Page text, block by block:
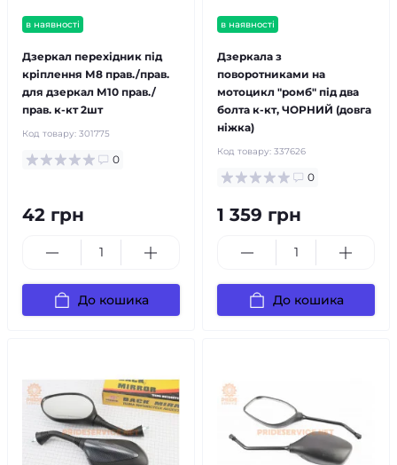
в наявності
Дзеркал перехідник під
кріплення М8 прав./прав.
для дзеркал М10 прав./
прав. к-кт 2шт
Код товару: 301775
0
42 грн
До кошика
в наявності
Дзеркала з
поворотниками на
мотоцикл "ромб" під два
болта к-кт, ЧОРНИЙ (довга
ніжка)
Код товару: 337626
0
1 359 грн
До кошика